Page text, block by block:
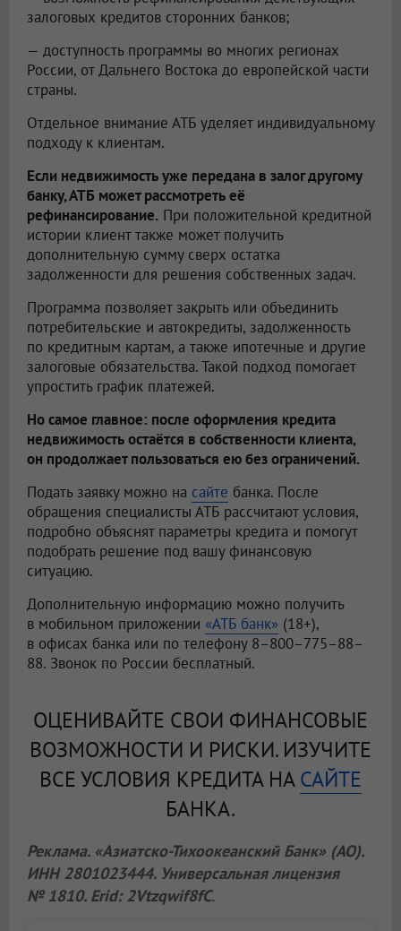
залоговых кредитов сторонних банков;
— доступность программы во многих регионах
России, от Дальнего Востока до европейской части
страны.
Отдельное внимание АТБ уделяет индивидуальному
подходу к клиентам.
Если недвижимость уже передана в залог другому
банку, АТБ может рассмотреть её
рефинансирование. При положительной кредитной
истории клиент также может получить
дополнительную сумму сверх остатка
задолженности для решения собственных задач.
Программа позволяет закрыть или объединить
потребительские и автокредиты, задолженность
по кредитным картам, а также ипотечные и другие
залоговые обязательства. Такой подход помогает
упростить график платежей.
Но самое главное: после оформления кредита
недвижимость остаётся в собственности клиента,
он продолжает пользоваться ею без ограничений.
Подать заявку можно на сайте банка. После
обращения специалисты АТБ рассчитают условия,
подробно объяснят параметры кредита и помогут
подобрать решение под вашу финансовую
ситуацию.
Дополнительную информацию можно получить
в мобильном приложении «АТБ банк» (18+),
в офисах банка или по телефону 8–800–775–88–
88. Звонок по России бесплатный.
ОЦЕНИВАЙТЕ СВОИ ФИНАНСОВЫЕ
ВОЗМОЖНОСТИ И РИСКИ. ИЗУЧИТЕ
ВСЕ УСЛОВИЯ КРЕДИТА НАСАЙТЕ
БАНКА.
Реклама. «Азиатско-Тихоокеанский Банк» (АО).
ИНН 2801023444. Универсальная лицензия
№ 1810. Erid: 2Vtzqwif8fC.